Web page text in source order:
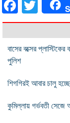
FacebookTwitter
বাসের বক্সের
পুলিশ
শিগগিরই আবার চালু হচ্ছে
কুমিল্লায় গর্ভবতী